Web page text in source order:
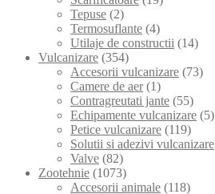
Tepuse (2)
Termosuflante (4)
Utilaje de constructii (14)
Vulcanizare (354)
Accesorii vulcanizare (73)
Camere de aer (1)
Contragreutati jante (55)
Echipamente vulcanizare (5)
Petice vulcanizare (119)
Solutii si adezivi vulcanizare
Valve (82)
Zootehnie (1073)
Accesorii animale (118)